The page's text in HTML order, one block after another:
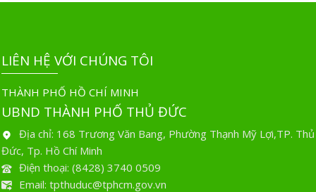
LIÊN HỆ VỚI CHÚNG TÔI
THÀNH PHỐ HỒ CHÍ MINH
UBND THÀNH PHỐ THỦ ĐỨC
Địa chỉ: 168 Trương Văn Bang, Phường Thạnh Mỹ Lợi,TP. Thủ
Đức, Tp. Hồ Chí Minh
Điện thoại: (8428) 3740 0509
Email: tpthuduc@tphcm.gov.vn